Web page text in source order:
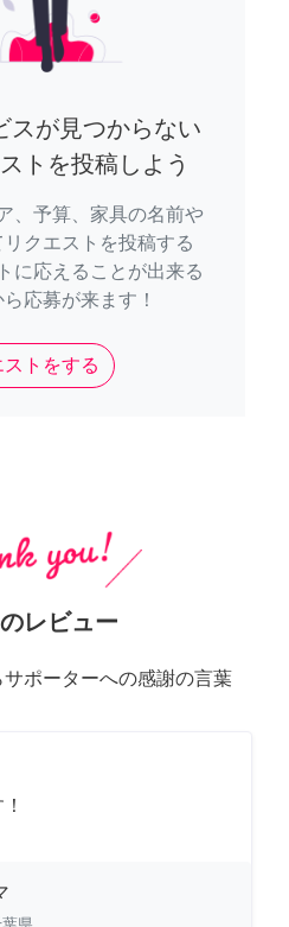
スが見つからない
トを投稿しよう
、予算、家具の名前や
クエストを投稿する
に応えることが出来る
応募が来ます！
ストをする
レビュー
ポーターへの感謝の言葉